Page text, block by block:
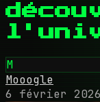
M
Mooogle
6 février 2026